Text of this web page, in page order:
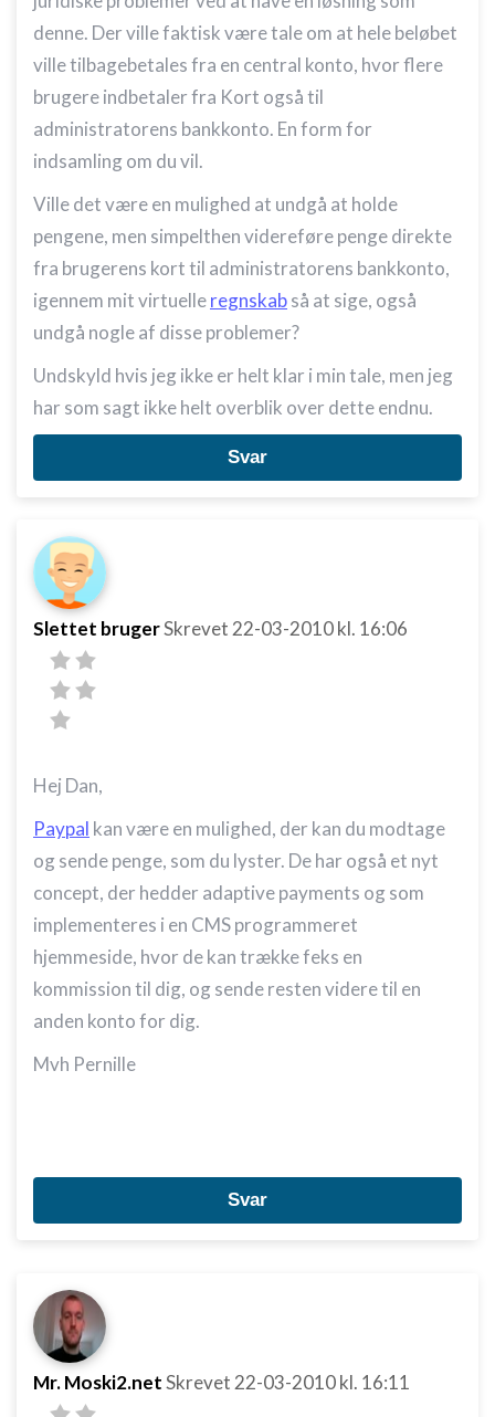
denne. Der ville faktisk være tale om at hele beløbet
ville tilbagebetales fra en central konto, hvor flere
brugere indbetaler fra Kort også til
administratorens bankkonto. En form for
indsamling om du vil.
Ville det være en mulighed at undgå at holde
pengene, men simpelthen videreføre penge direkte
fra brugerens kort til administratorens bankkonto,
igennem mit virtuelleregnskabså at sige, også
undgå nogle af disse problemer?
Undskyld hvis jeg ikke er helt klar i min tale, men jeg
har som sagt ikke helt overblik over dette endnu.
Svar
Slettet brugerSkrevet 22-03-2010kl. 16:06
Hej Dan,
Paypal kan være en mulighed, der kan du modtage
og sende penge, som du lyster. De har også et nyt
concept, der hedder adaptive payments og som
implementeres i en CMS programmeret
hjemmeside, hvor de kan trække feks en
kommission til dig, og sende resten videre til en
anden konto for dig.
Mvh Pernille
Svar
Mr. Moski2.netSkrevet 22-03-2010kl. 16:11